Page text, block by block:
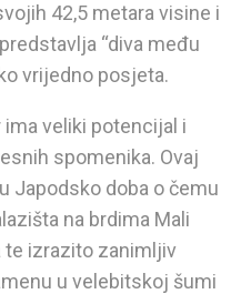
42,5 metara visine i
“diva među
vrijedno posjeta.
veliki potencijal i
spomenika. Ovaj
Japodsko doba o čemu
na brdima Mali
te izrazito zanimljiv
u velebitskoj šumi